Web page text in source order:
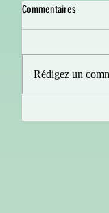
Commentaires
Rédigez un